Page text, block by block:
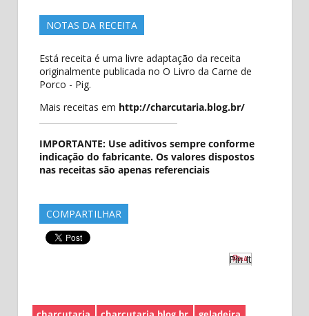
NOTAS DA RECEITA
Está receita é uma livre adaptação da receita
originalmente publicada no O Livro da Carne de
Porco - Pig.
Mais receitas em http://charcutaria.blog.br/
IMPORTANTE: Use aditivos sempre conforme
indicação do fabricante. Os valores dispostos
nas receitas são apenas referenciais
COMPARTILHAR
Pin It